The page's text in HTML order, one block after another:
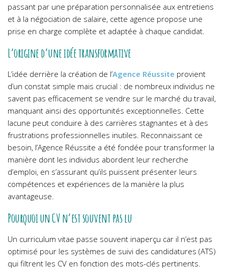
passant par une préparation personnalisée aux entretiens
et à la négociation de salaire, cette agence propose une
prise en charge complète et adaptée à chaque candidat.
L’origine d’une idée transformative
L’idée derrière la création de l’Agence Réussite provient
d’un constat simple mais crucial : de nombreux individus ne
savent pas efficacement se vendre sur le marché du travail,
manquant ainsi des opportunités exceptionnelles. Cette
lacune peut conduire à des carrières stagnantes et à des
frustrations professionnelles inutiles. Reconnaissant ce
besoin, l’Agence Réussite a été fondée pour transformer la
manière dont les individus abordent leur recherche
d’emploi, en s’assurant qu’ils puissent présenter leurs
compétences et expériences de la manière la plus
avantageuse.
Pourquoi un CV n’est souvent pas lu
Un curriculum vitae passe souvent inaperçu car il n’est pas
optimisé pour les systèmes de suivi des candidatures (ATS)
qui filtrent les CV en fonction des mots-clés pertinents.